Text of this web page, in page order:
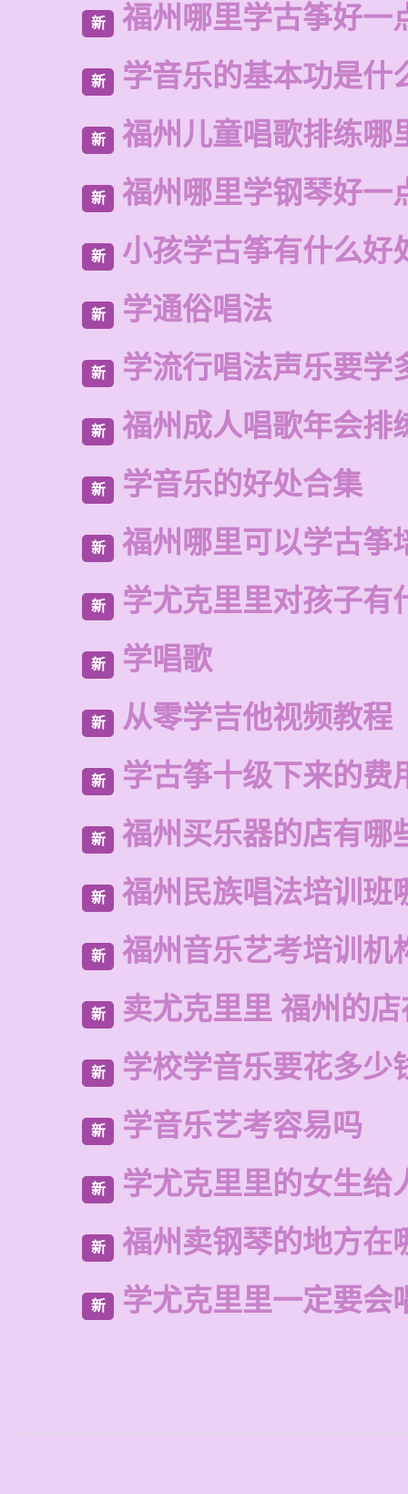
新 福州哪里学古筝好一
新 学音乐的基本功是什
新 福州儿童唱歌排练哪
新 福州哪里学钢琴好一
新 小孩学古筝有什么好
新 学通俗唱法
新 学流行唱法声乐要学
新 福州成人唱歌年会排
新 学音乐的好处合集
新 福州哪里可以学古筝
新 学尤克里里对孩子有
新 学唱歌
新 从零学吉他视频教程
新 学古筝十级下来的费
新 福州买乐器的店有哪
新 福州民族唱法培训班
新 福州音乐艺考培训机
新 卖尤克里里 福州的
新 学校学音乐要花多少
新 学音乐艺考容易吗
新 学尤克里里的女生给
新 福州卖钢琴的地方在
新 学尤克里里一定要会